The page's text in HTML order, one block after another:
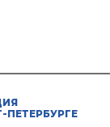
ПЕТЕРБУРГЕ